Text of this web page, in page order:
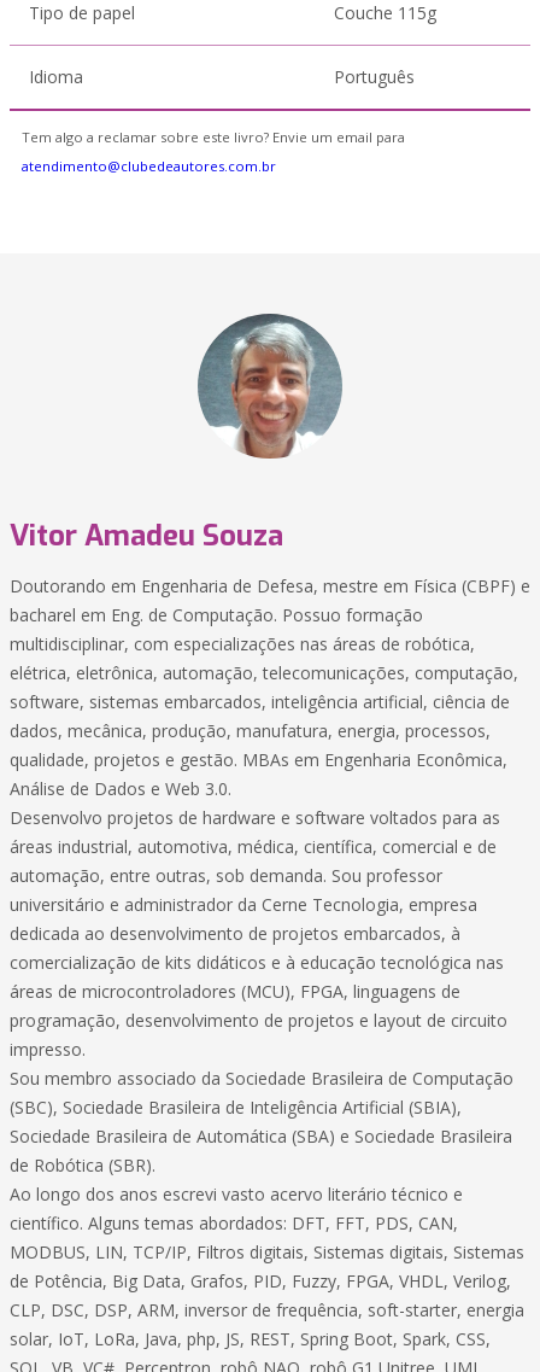
Tipo de papel Couche 115g
Idioma Português
Tem algo a reclamar sobre este livro? Envie um email para
atendimento@clubedeautores.com.br
Vitor Amadeu Souza
Doutorando em Engenharia de Defesa, mestre em Física (CBPF) e
bacharel em Eng. de Computação. Possuo formação
multidisciplinar, com especializações nas áreas de robótica,
elétrica, eletrônica, automação, telecomunicações, computação,
software, sistemas embarcados, inteligência artificial, ciência de
dados, mecânica, produção, manufatura, energia, processos,
qualidade, projetos e gestão. MBAs em Engenharia Econômica,
Análise de Dados e Web 3.0.
Desenvolvo projetos de hardware e software voltados para as
áreas industrial, automotiva, médica, científica, comercial e de
automação, entre outras, sob demanda. Sou professor
universitário e administrador da Cerne Tecnologia, empresa
dedicada ao desenvolvimento de projetos embarcados, à
comercialização de kits didáticos e à educação tecnológica nas
áreas de microcontroladores (MCU), FPGA, linguagens de
programação, desenvolvimento de projetos e layout de circuito
impresso.
Sou membro associado da Sociedade Brasileira de Computação
(SBC), Sociedade Brasileira de Inteligência Artificial (SBIA),
Sociedade Brasileira de Automática (SBA) e Sociedade Brasileira
de Robótica (SBR).
Ao longo dos anos escrevi vasto acervo literário técnico e
científico. Alguns temas abordados: DFT, FFT, PDS, CAN,
MODBUS, LIN, TCP/IP, Filtros digitais, Sistemas digitais, Sistemas
de Potência, Big Data, Grafos, PID, Fuzzy, FPGA, VHDL, Verilog,
CLP, DSC, DSP, ARM, inversor de frequência, soft-starter, energia
solar, IoT, LoRa, Java, php, JS, REST, Spring Boot, Spark, CSS,